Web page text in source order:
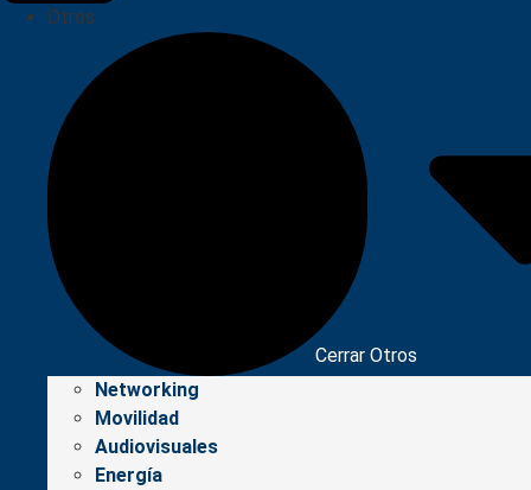
Otros
Cerrar Otros
Networking
Movilidad
Audiovisuales
Energía